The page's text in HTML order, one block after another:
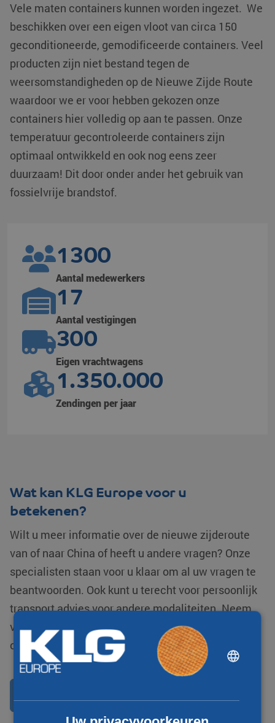
Vele maten containers kunnen worden ingezet. We
beschikken over een eigen vloot van circa 150
geconditioneerde, gemodificeerde containers. Veel
producten zijn niet bestand tegen de
weersomstandigheden op de Nieuwe Zijde Route
waardoor we er voor hebben gekozen onze
containers hier volledig op aan te passen. Onze
temperatuur gecontroleerde containers zijn
optimaal ontwikkeld en ook nog eens zeer
duurzaam! Dit door onder ander het gebruik van
fossielvrije brandstof.
1300
Aantal medewerkers
17
Aantal vestigingen
300
Eigen vrachtwagens
1.350.000
Zendingen per jaar
Wat kan KLG Europe voor u
betekenen?
Wilt u meer informatie over de nieuwe zijderoute
van of naar China of heeft u andere vragen? Onze
specialisten staan voor u klaar om al uw vragen te
beantwoorden. Ook kunt u terecht voor persoonlijk
transport advies voor andere modaliteiten. Neem
vrijblijvend contact met ons op via het
contactformulier.
DUTCH
ENGLISH